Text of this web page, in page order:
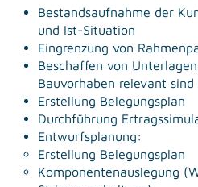
Bestandsaufnahme der
und Ist-Situation
Eingrenzung von
Beschaffen von
Bauvorhaben relevant
Erstellung Belegungsplan
Durchführung
Entwurfsplanung:
Erstellung Belegungsplan
Komponentenauslegung